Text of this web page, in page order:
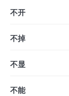
不开
不掉
不显
不能